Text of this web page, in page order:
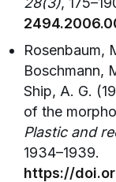
Rosenbaum,
Boschmann,
Ship, A. G.
of the
Plastic and
1934–1939.
https://